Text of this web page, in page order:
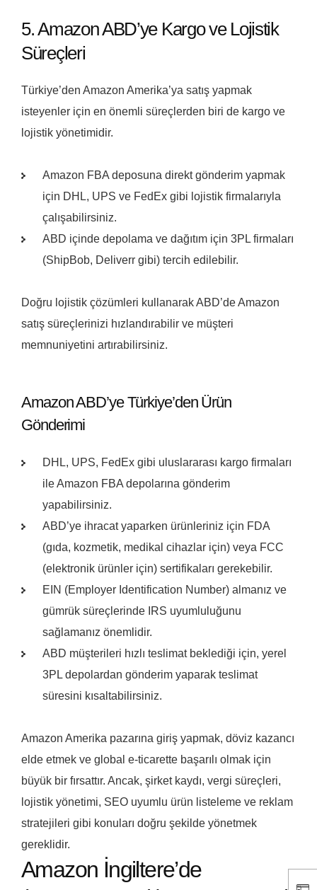
5. Amazon ABD’ye Kargo ve Lojistik
Süreçleri
Türkiye’den Amazon Amerika’ya satış yapmak
isteyenler için en önemli süreçlerden biri de kargo ve
lojistik yönetimidir.
Amazon FBA deposuna direkt gönderim yapmak
için DHL, UPS ve FedEx gibi lojistik firmalarıyla
çalışabilirsiniz.
ABD içinde depolama ve dağıtım için 3PL firmaları
(ShipBob, Deliverr gibi) tercih edilebilir.
Doğru lojistik çözümleri kullanarak ABD’de Amazon
satış süreçlerinizi hızlandırabilir ve müşteri
memnuniyetini artırabilirsiniz.
Amazon ABD’ye Türkiye’den Ürün
Gönderimi
DHL, UPS, FedEx gibi uluslararası kargo firmaları
ile Amazon FBA depolarına gönderim
yapabilirsiniz.
ABD’ye ihracat yaparken ürünleriniz için FDA
(gıda, kozmetik, medikal cihazlar için) veya FCC
(elektronik ürünler için) sertifikaları gerekebilir.
EIN (Employer Identification Number) almanız ve
gümrük süreçlerinde IRS uyumluluğunu
sağlamanız önemlidir.
ABD müşterileri hızlı teslimat beklediği için, yerel
3PL depolardan gönderim yaparak teslimat
süresini kısaltabilirsiniz.
Amazon Amerika pazarına giriş yapmak, döviz kazancı
elde etmek ve global e-ticarette başarılı olmak için
büyük bir fırsattır. Ancak, şirket kaydı, vergi süreçleri,
lojistik yönetimi, SEO uyumlu ürün listeleme ve reklam
stratejileri gibi konuları doğru şekilde yönetmek
gereklidir.
Amazon İngiltere’de